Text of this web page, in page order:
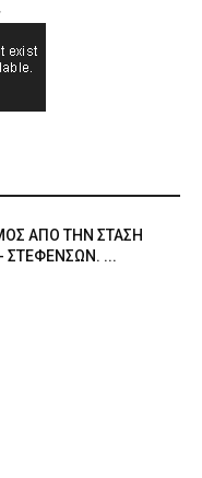
ΑΠΟ ΤΗΝ ΣΤΑΣΗ
...